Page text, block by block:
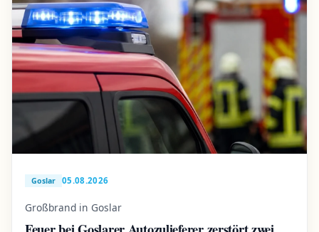
Goslar 05.08.2026
Großbrand in Goslar